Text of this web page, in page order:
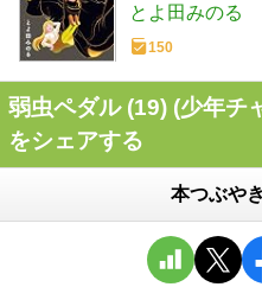
とよ田みのる
150
弱虫ペダル (19) (少年チ
をシェアする
本つぶや